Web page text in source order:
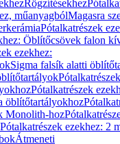
Rögzítésekhez
műanyagbólMagasra
Pótalkatrészek
Öblítőcsövek falon
ezekhez:
Sigma falsík alatti
Pótalkatrészek
öblítőtartályokhoz
Monolith-hoz
Pótalkatrészek ezekhez: 2
Átmeneti